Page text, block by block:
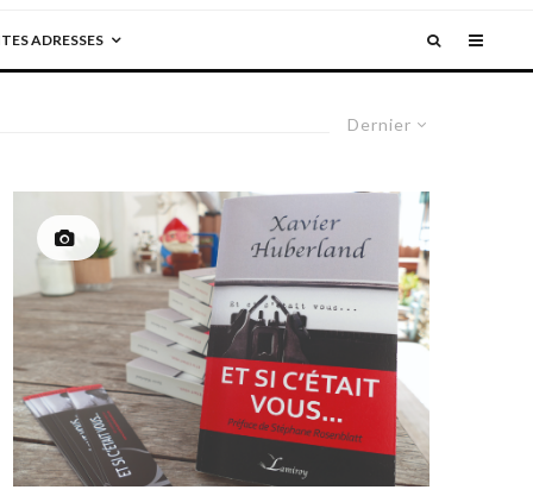
ADRESSES
Dernier